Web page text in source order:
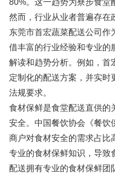
然而，行业从业者普遍存在
东莞市首宏蔬菜配送公司作
借丰富的行业经验和专业的
解读和趋势分析。例如，首
定制化的配送方案，并实时
法规要求。
食材保鲜是食堂配送直供的
安全。中国餐饮协会《餐饮
商户对食材安全的需求占比
专业的食材保鲜知识，导致
配送拥有专业的食材保鲜团